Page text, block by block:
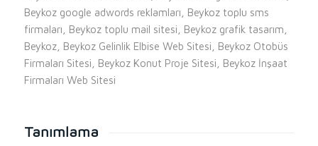
Beykoz google adwords reklamları, Beykoz toplu sms
firmaları, Beykoz toplu mail sitesi, Beykoz grafik tasarım,
Beykoz, Beykoz Gelinlik Elbise Web Sitesi, Beykoz Otobüs
Firmaları Sitesi, Beykoz Konut Proje Sitesi, Beykoz İnşaat
Firmaları Web Sitesi
Tanımlama